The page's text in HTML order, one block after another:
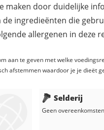
maken door duidelijke
ingredieënten die
allergenen in deze
aan te geven met welke
afstemmen waardoor je je dieët
Selderij
Geen